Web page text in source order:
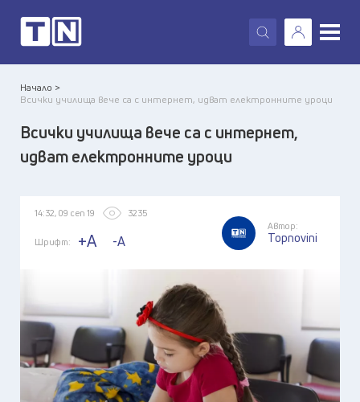
X
Начало >
Всички училища вече са с интернет, идват електронните уроци
Всички училища вече са с интернет,
идват електронните уроци
14:32, 09 сеп 19 3235
Шрифт: +A -A
Автор:
Topnovini